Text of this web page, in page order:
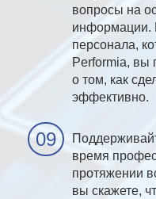
вопросы на
информации.
персонала,
Performia, вы
о том, как
эффективно.
время
протяжении
вы скажете,